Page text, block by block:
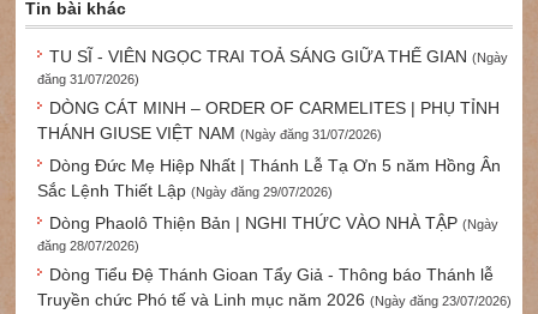
Tin bài khác
TU SĨ - VIÊN NGỌC TRAI TOẢ SÁNG GIỮA THẾ GIAN(Ngày
đăng 31/07/2026)
DÒNG CÁT MINH – ORDER OF CARMELITES | PHỤ TỈNH
THÁNH GIUSE VIỆT NAM(Ngày đăng 31/07/2026)
Dòng Đức Mẹ Hiệp Nhất | Thánh Lễ Tạ Ơn 5 năm Hồng Ân
Sắc Lệnh Thiết Lập(Ngày đăng 29/07/2026)
Dòng Phaolô Thiện Bản | NGHI THỨC VÀO NHÀ TẬP(Ngày
đăng 28/07/2026)
Dòng Tiểu Đệ Thánh Gioan Tẩy Giả - Thông báo Thánh lễ
Truyền chức Phó tế và Linh mục năm 2026(Ngày đăng 23/07/2026)